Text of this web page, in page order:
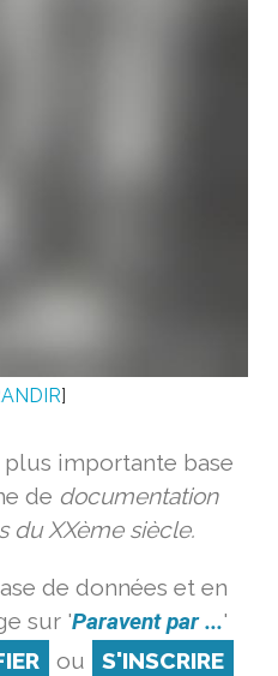
]
importante base
de documentation
du XXème siècle.
de données et en
sur 'Paravent par ...'
ou S'INSCRIRE